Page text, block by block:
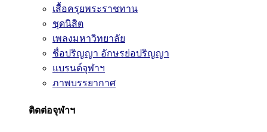
เสื้อครุยพระราชทาน
ชุดนิสิต
เพลงมหาวิทยาลัย
ชื่อปริญญา อักษรย่อปริญญา
แบรนด์จุฬาฯ
ภาพบรรยากาศ
ติดต่อจุฬาฯ